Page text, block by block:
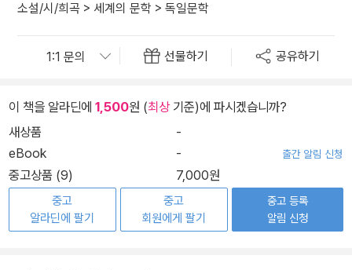
소설/시/희곡 > 세계의 문학 > 독일문학
선물하기 공유하기
이 책을 알라딘에 1,500원 (최상기준)에 파시겠습니까?
새상품
-
eBook
- 출간 알림 신청
중고상품 (9) 7,000원
중고
알라딘에 팔기
중고
회원에게 팔기
중고 등록
알림 신청